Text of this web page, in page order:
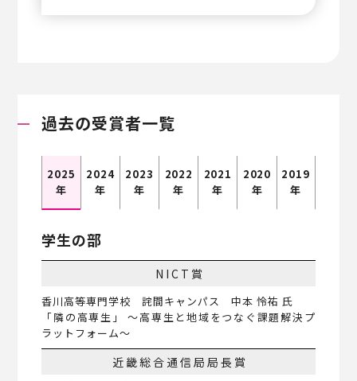
過去の受賞者一覧
2025
年
学生の部
NICT賞
香川高等専門学校 詫間キャンパス 中本 怜祐 氏
「隣の高専生」 〜高専生と地域をつなぐ課題解決プ
ラットフォーム〜
近畿総合通信局局長賞
2024
年
2023
年
2022
年
2021
年
2020
年
2019
年